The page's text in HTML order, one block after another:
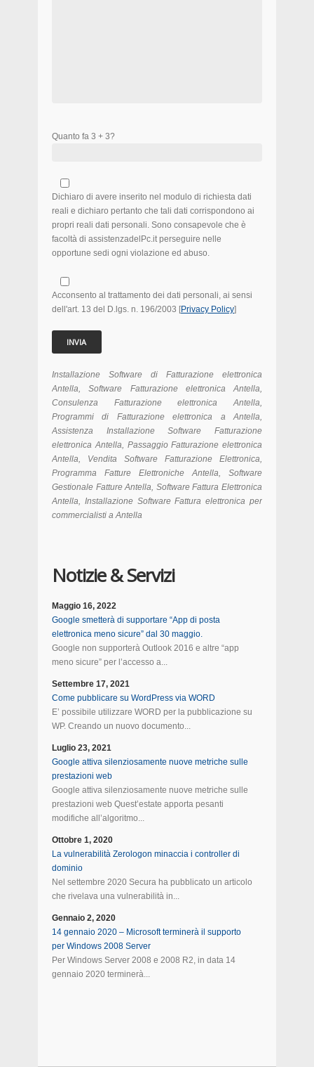
Quanto fa 3 + 3?
Dichiaro di avere inserito nel modulo di richiesta dati
reali e dichiaro pertanto che tali dati corrispondono ai
propri reali dati personali. Sono consapevole che è
facoltà di assistenzadelPc.it perseguire nelle
opportune sedi ogni violazione ed abuso.
Acconsento al trattamento dei dati personali, ai sensi
dell'art. 13 del D.lgs. n. 196/2003 [Privacy Policy]
Installazione Software di Fatturazione elettronica
Antella, Software Fatturazione elettronica Antella,
Consulenza Fatturazione elettronica Antella,
Programmi di Fatturazione elettronica a Antella,
Assistenza Installazione Software Fatturazione
elettronica Antella, Passaggio Fatturazione elettronica
Antella, Vendita Software Fatturazione Elettronica,
Programma Fatture Elettroniche Antella, Software
Gestionale Fatture Antella, Software Fattura Elettronica
Antella, Installazione Software Fattura elettronica per
commercialisti a Antella
Notizie & Servizi
Maggio 16, 2022
Google smetterà di supportare “App di posta
elettronica meno sicure” dal 30 maggio.
Google non supporterà Outlook 2016 e altre “app
meno sicure” per l’accesso a...
Settembre 17, 2021
Come pubblicare su WordPress via WORD
E’ possibile utilizzare WORD per la pubblicazione su
WP. Creando un nuovo documento...
Luglio 23, 2021
Google attiva silenziosamente nuove metriche sulle
prestazioni web
Google attiva silenziosamente nuove metriche sulle
prestazioni web Quest’estate apporta pesanti
modifiche all’algoritmo...
Ottobre 1, 2020
La vulnerabilità Zerologon minaccia i controller di
dominio
Nel settembre 2020 Secura ha pubblicato un articolo
che rivelava una vulnerabilità in...
Gennaio 2, 2020
14 gennaio 2020 – Microsoft terminerà il supporto
per Windows 2008 Server
Per Windows Server 2008 e 2008 R2, in data 14
gennaio 2020 terminerà...